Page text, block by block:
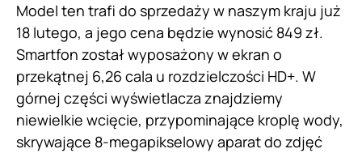
Model ten trafi do sprzedaży w naszym kraju już
18 lutego, a jego cena będzie wynosić 849 zł.
Smartfon został wyposażony w ekran o
przekątnej 6,26 cala u rozdzielczości HD+. W
górnej części wyświetlacza znajdziemy
niewielkie wcięcie, przypominające kroplę wody,
skrywające 8-megapikselowy aparat do zdjęć